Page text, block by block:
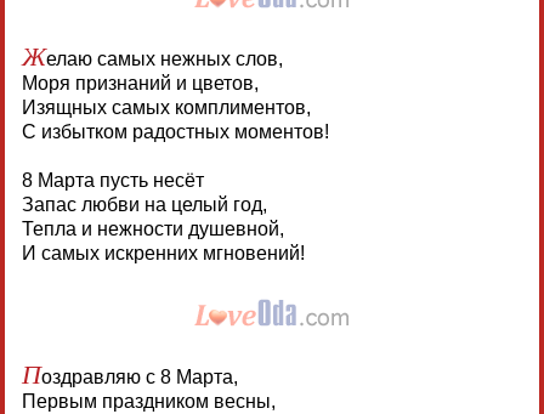
Желаю самых нежных слов,
Моря признаний и цветов,
Изящных самых комплиментов,
С избытком радостных моментов!
8 Марта пусть несёт
Запас любви на целый год,
Тепла и нежности душевной,
И самых искренних мгновений!
Поздравляю с 8 Марта,
Первым праздником весны,